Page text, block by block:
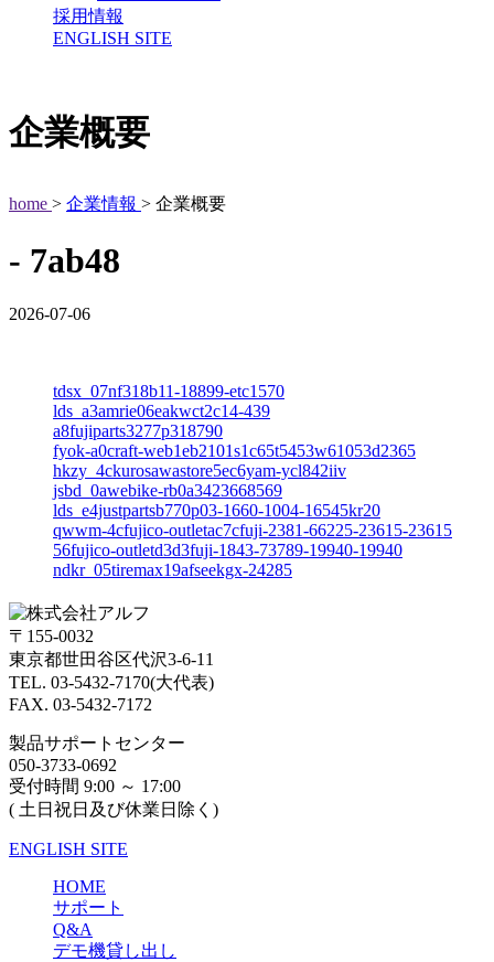
採用情報
ENGLISH SITE
企業概要
home > 企業情報 > 企業概要
- 7ab48
2026-07-06
tdsx_07nf318b11-18899-etc1570
lds_a3amrie06eakwct2c14-439
a8fujiparts3277p318790
fyok-a0craft-web1eb2101s1c65t5453w61053d2365
hkzy_4ckurosawastore5ec6yam-ycl842iiv
jsbd_0awebike-rb0a3423668569
lds_e4justpartsb770p03-1660-1004-16545kr20
qwwm-4cfujico-outletac7cfuji-2381-66225-23615-23615
56fujico-outletd3d3fuji-1843-73789-19940-19940
ndkr_05tiremax19afseekgx-24285
〒155-0032
東京都世田谷区代沢3-6-11
TEL. 03-5432-7170(大代表)
FAX. 03-5432-7172
製品サポートセンター
050-3733-0692
受付時間 9:00 ～ 17:00
( 土日祝日及び休業日除く)
ENGLISH SITE
HOME
サポート
Q&A
デモ機貸し出し